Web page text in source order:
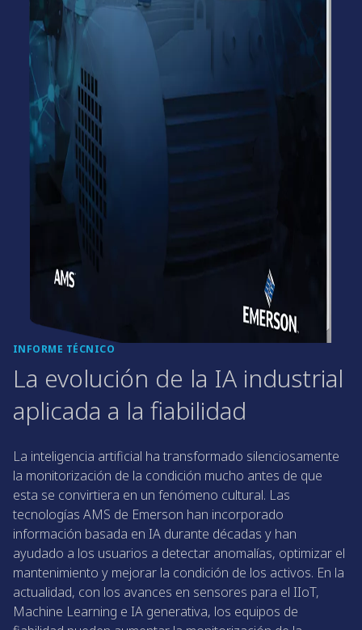
INFORME TÉCNICO
La evolución de la IA industrial
aplicada a la fiabilidad
La inteligencia artificial ha transformado silenciosamente
la monitorización de la condición mucho antes de que
esta se convirtiera en un fenómeno cultural. Las
tecnologías AMS de Emerson han incorporado
información basada en IA durante décadas y han
ayudado a los usuarios a detectar anomalías, optimizar el
mantenimiento y mejorar la condición de los activos. En la
actualidad, con los avances en sensores para el IIoT,
Machine Learning e IA generativa, los equipos de